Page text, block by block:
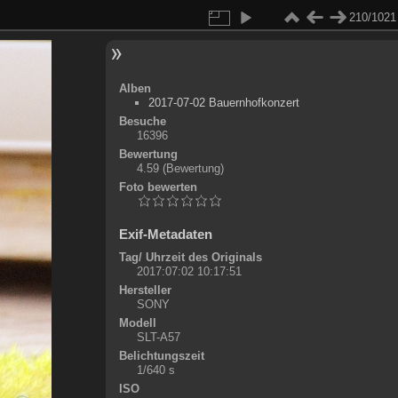
210/1021
Alben
2017-07-02 Bauernhofkonzert
Besuche
16396
Bewertung
4.59 (Bewertung)
Foto bewerten
Exif-Metadaten
Tag/ Uhrzeit des Originals
2017:07:02 10:17:51
Hersteller
SONY
Modell
SLT-A57
Belichtungszeit
1/640 s
ISO